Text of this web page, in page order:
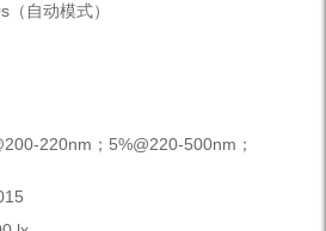
自动模式）
220nm；5%@220-500nm；